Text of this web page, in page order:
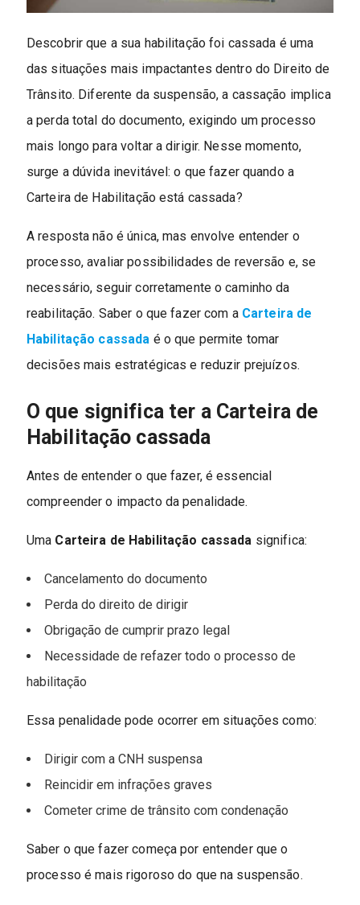
Descobrir que a sua habilitação foi cassada é uma
das situações mais impactantes dentro do Direito de
Trânsito. Diferente da suspensão, a cassação implica
a perda total do documento, exigindo um processo
mais longo para voltar a dirigir. Nesse momento,
surge a dúvida inevitável: o que fazer quando a
Carteira de Habilitação está cassada?
A resposta não é única, mas envolve entender o
processo, avaliar possibilidades de reversão e, se
necessário, seguir corretamente o caminho da
reabilitação. Saber o que fazer com a Carteira de
Habilitação cassada é o que permite tomar
decisões mais estratégicas e reduzir prejuízos.
O que significa ter a Carteira de
Habilitação cassada
Antes de entender o que fazer, é essencial
compreender o impacto da penalidade.
Uma Carteira de Habilitação cassada significa:
Cancelamento do documento
Perda do direito de dirigir
Obrigação de cumprir prazo legal
Necessidade de refazer todo o processo de
habilitação
Essa penalidade pode ocorrer em situações como:
Dirigir com a CNH suspensa
Reincidir em infrações graves
Cometer crime de trânsito com condenação
Saber o que fazer começa por entender que o
processo é mais rigoroso do que na suspensão.